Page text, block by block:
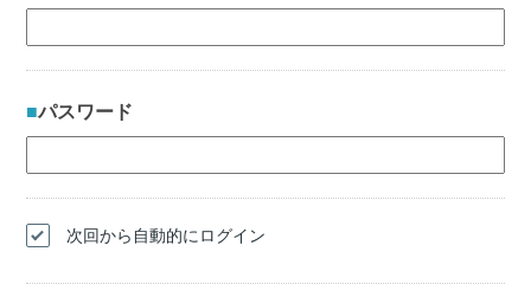
パスワード
次回から自動的にログイン